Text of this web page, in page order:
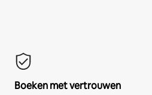
Boeken met vertrouwen